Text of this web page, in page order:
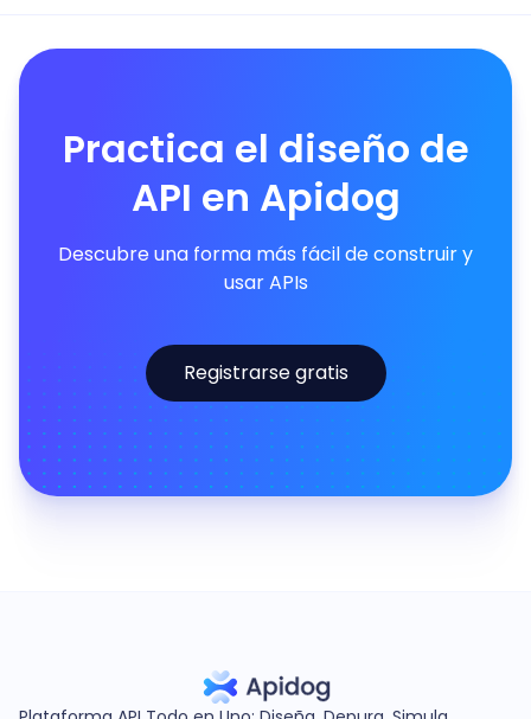
Practica el diseño de
API en Apidog
Descubre una forma más fácil de construir y
usar APIs
Registrarse gratis